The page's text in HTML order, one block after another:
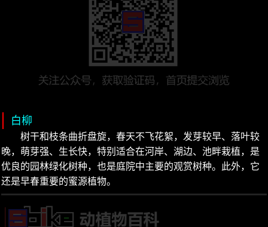
白柳
树干和枝条曲折盘旋，春天不飞花絮，发芽较早、落叶较
晚，萌芽强、生长快，特别适合在河岸、湖边、池畔栽植，是
优良的园林绿化树种，也是庭院中主要的观赏树种。此外，它
还是早春重要的蜜源植物。